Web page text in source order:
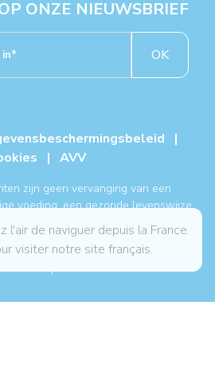
l'air de naviguer depuis la France.
visiter notre site français.
ONZE NIEUWSBRIEF
OK
|
| AVV
zijn geen vervanging van een
voeding, een gezonde levenswijze
behandeling.
2026, alle rechten voorbehouden. -
Sitemap